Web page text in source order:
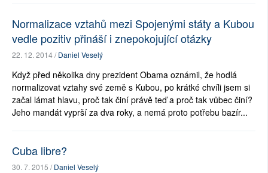
Normalizace vztahů mezi Spojenými státy a Kubou
vedle pozitiv přináší i znepokojující otázky
22. 12. 2014 /Daniel Veselý
Když před několika dny prezident Obama oznámil, že hodlá
normalizovat vztahy své země s Kubou, po krátké chvíli jsem si
začal lámat hlavu, proč tak činí právě teď a proč tak vůbec činí?
Jeho mandát vyprší za dva roky, a nemá proto potřebu bazír...
Cuba libre?
30. 7. 2015 /Daniel Veselý